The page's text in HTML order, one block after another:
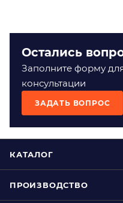
Остались
Заполните форму
консультации
ЗАДАТЬ ВОПРОС
КАТАЛОГ
ПРОИЗВОДСТВО